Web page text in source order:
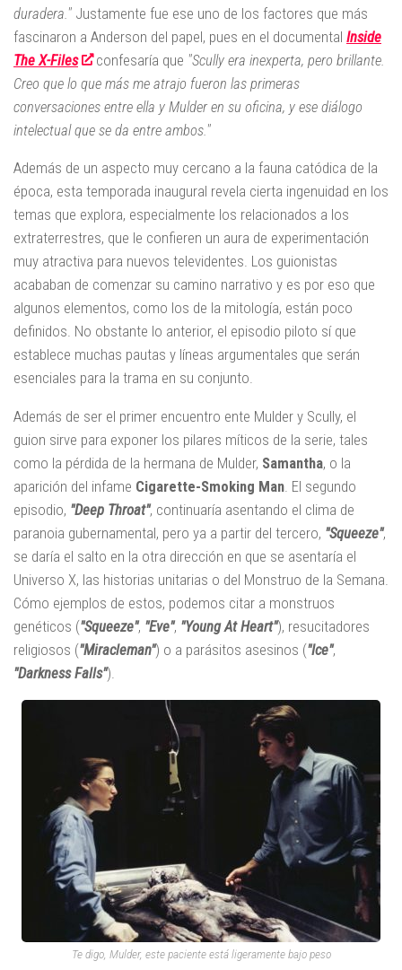
duradera." Justamente fue ese uno de los factores que más
fascinaron a Anderson del papel, pues en el documental Inside
The X-Files
confesaría que "Scully era inexperta, pero brillante.
Creo que lo que más me atrajo fueron las primeras
conversaciones entre ella y Mulder en su oficina, y ese diálogo
intelectual que se da entre ambos."
Además de un aspecto muy cercano a la fauna catódica de la
época, esta temporada inaugural revela cierta ingenuidad en los
temas que explora, especialmente los relacionados a los
extraterrestres, que le confieren un aura de experimentación
muy atractiva para nuevos televidentes. Los guionistas
acababan de comenzar su camino narrativo y es por eso que
algunos elementos, como los de la mitología, están poco
definidos. No obstante lo anterior, el episodio piloto sí que
establece muchas pautas y líneas argumentales que serán
esenciales para la trama en su conjunto.
Además de ser el primer encuentro ente Mulder y Scully, el
guion sirve para exponer los pilares míticos de la serie, tales
como la pérdida de la hermana de Mulder, Samantha, o la
aparición del infame Cigarette-Smoking Man. El segundo
episodio, "Deep Throat", continuaría asentando el clima de
paranoia gubernamental, pero ya a partir del tercero, "Squeeze",
se daría el salto en la otra dirección en que se asentaría el
Universo X, las historias unitarias o del Monstruo de la Semana.
Cómo ejemplos de estos, podemos citar a monstruos
genéticos ("Squeeze", "Eve", "Young At Heart"), resucitadores
religiosos ("Miracleman") o a parásitos asesinos ("Ice",
"Darkness Falls").
Te digo, Mulder, este paciente está ligeramente bajo peso